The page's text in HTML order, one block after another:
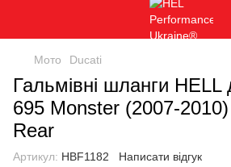
Мото Ducati
Гальмівні шланги
695 Monster (2007-
Rear
Артикул: HBF1182 Написати відгук